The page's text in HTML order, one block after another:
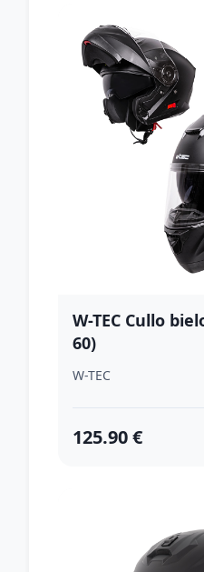
W-TEC Cullo
60)
W-TEC
125.90 €